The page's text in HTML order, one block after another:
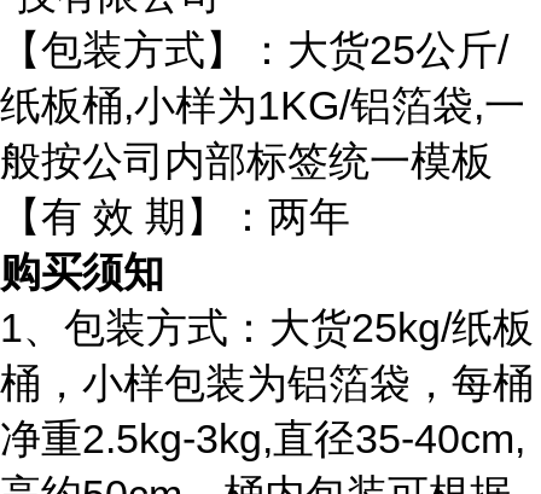
【包装方式】：大货25公斤/
纸板桶,小样为1KG/铝箔袋,一
般按公司内部标签统一模板
【有 效 期】：两年
购买须知
1、包装方式：大货25kg/纸板
桶，小样包装为铝箔袋，每桶
净重2.5kg-3kg,直径35-40cm,